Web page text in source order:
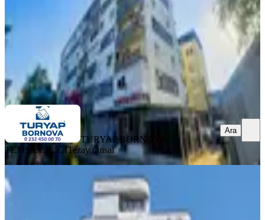
6.500.000 ₺
TURYAP BORNOVA TEMSİLCİLİĞİTezay Önsal
Ara
TURYAP BORNOVA
TEMSİLCİLİĞİTezay Önsal
Ara
Evka 4 Te Manzaralı Satılık 2+1
Bornova, Atatürk Mahallesi